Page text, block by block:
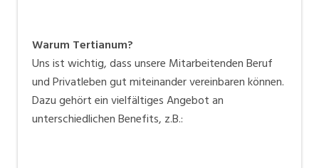
Warum Tertianum?
Uns ist wichtig, dass unsere Mitarbeitenden Beruf
und Privatleben gut miteinander vereinbaren können.
Dazu gehört ein vielfältiges Angebot an
unterschiedlichen Benefits, z.B.: